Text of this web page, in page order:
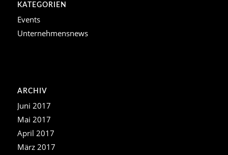
KATEGORIEN
Events
Unternehmensnews
ARCHIV
Juni 2017
Mai 2017
April 2017
März 2017